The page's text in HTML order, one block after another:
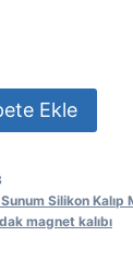
Ekle
Silikon Kalıp
magnet kalıbı